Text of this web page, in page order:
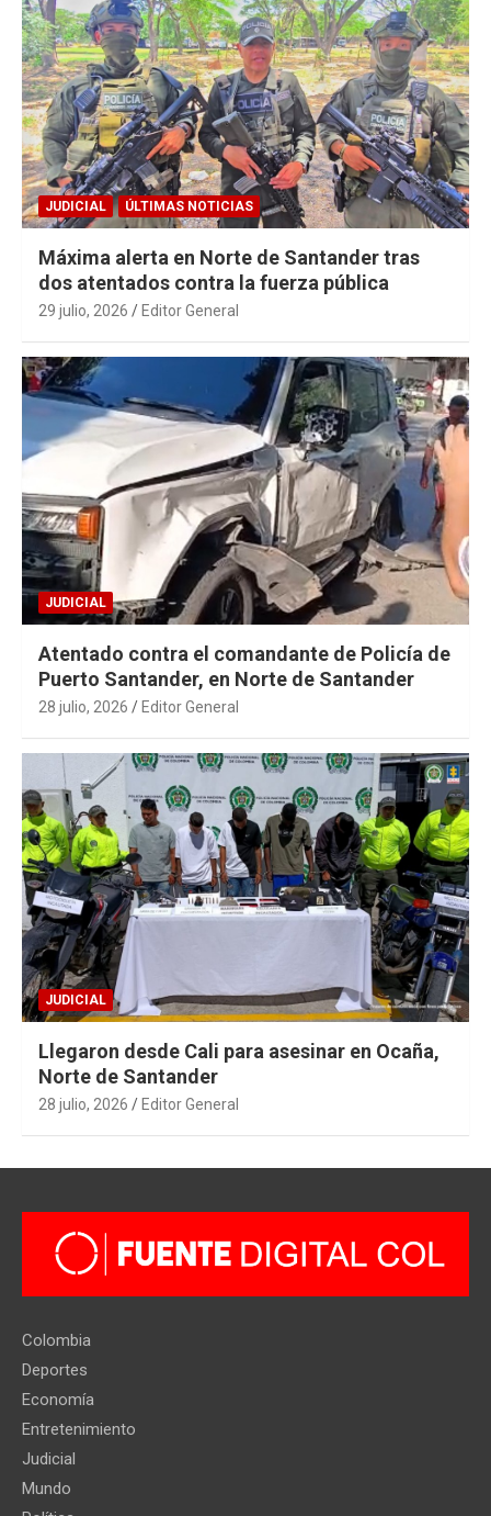
JUDICIAL ÚLTIMAS NOTICIAS
Máxima alerta en Norte de Santander tras
dos atentados contra la fuerza pública
29 julio, 2026 Editor General
JUDICIAL
Atentado contra el comandante de Policía de
Puerto Santander, en Norte de Santander
28 julio, 2026 Editor General
JUDICIAL
Llegaron desde Cali para asesinar en Ocaña,
Norte de Santander
28 julio, 2026 Editor General
Colombia
Deportes
Economía
Entretenimiento
Judicial
Mundo